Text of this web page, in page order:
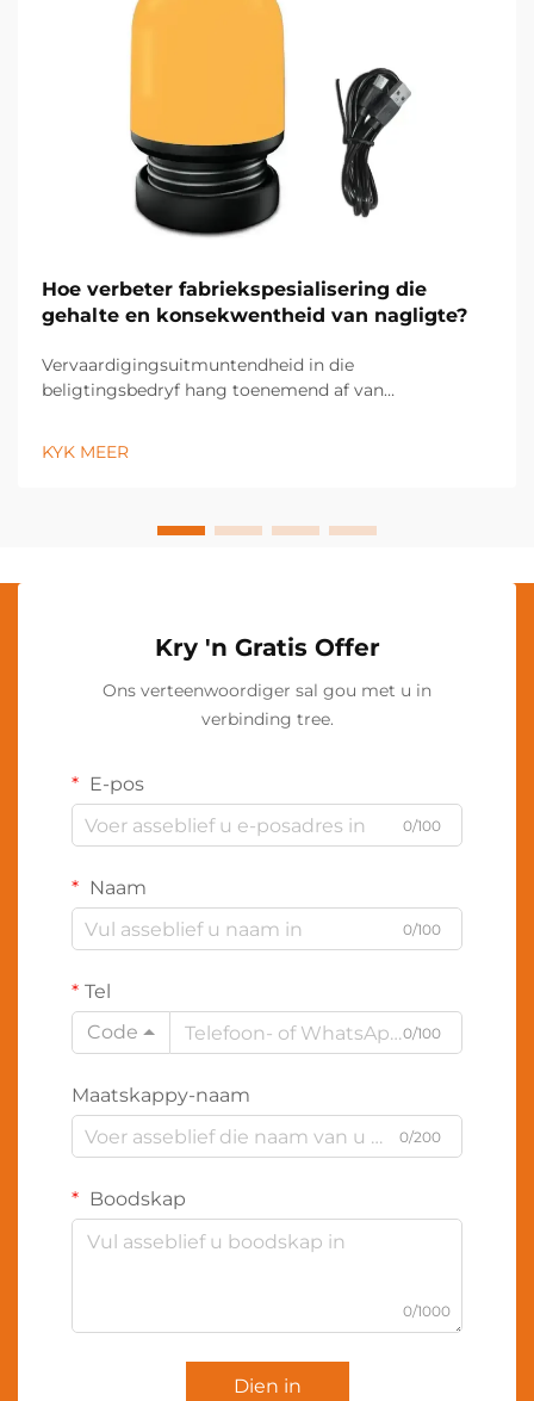
Hoe verbeter fabriekspesialisering die
gehalte en konsekwentheid van nagligte?
Vervaardigingsuitmuntendheid in die
beligtingsbedryf hang toenemend af van
moontlik maak. Moderne beligtingsvervaardigers
KYK MEER
Kry 'n Gratis Offer
Ons verteenwoordiger sal gou met u in
verbinding tree.
E-pos
0/100
Naam
0/100
Tel
Code
0/100
Maatskappy-naam
0/200
Boodskap
0/1000
Dien in